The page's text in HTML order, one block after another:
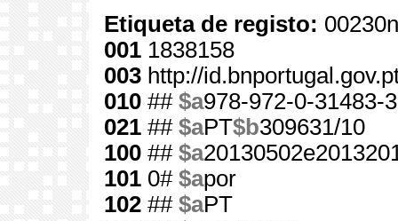
Etiqueta de registo:
001 1838158
003 http://
010 ## $a978-972-0-31483-3
021 ## $aPT$b309631/10
100 ## $a
101 0# $apor
102 ## $aPT